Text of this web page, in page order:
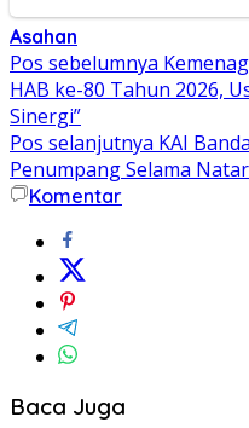
Asahan
Navigasi
pos
Pos sebelumnya
HAB ke-80 Tahun 2026,
Sinergi”
Pos selanjutnya KAI
Penumpang Selama
Komentar
Baca Juga